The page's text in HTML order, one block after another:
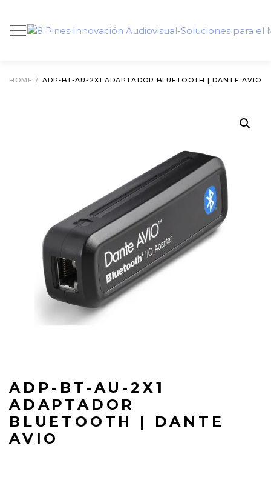
HOME / ADP-BT-AU-2X1 ADAPTADOR BLUETOOTH | DANTE AVIO
ADP-BT-AU-2X1
ADAPTADOR
BLUETOOTH | DANTE
AVIO